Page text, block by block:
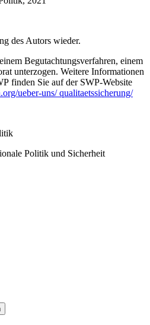
des Autors wieder.
Begutachtungsverfah­ren, einem
unterzogen. Weitere Informationen
finden Sie auf der SWP-Website
ueber-uns/ qualitaetssicherung/
Politik und Sicherheit